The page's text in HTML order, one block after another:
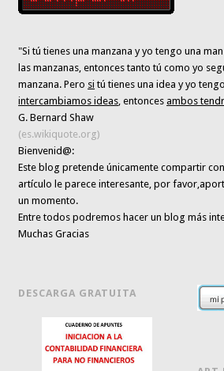
"Si tú tienes una manzana y yo tengo una
las manzanas, entonces tanto tú como yo
manzana. Pero si tú tienes una idea y yo
intercambiamos ideas, entoncesambos
G. Bernard Shaw
(es.wikiquote.org)
Bienvenid@:
Este blog pretende únicamentecompartir
artículo le parece interesante,por
un momento.
Entre todos podremos hacer un blog más
Muchas Gracias
DESCARGA GRATUITA